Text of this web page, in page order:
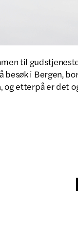
til
besøk i Bergen,
og etterpå er det